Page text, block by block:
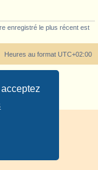
enregistré le plus récent est
Heures au format UTC+02:00